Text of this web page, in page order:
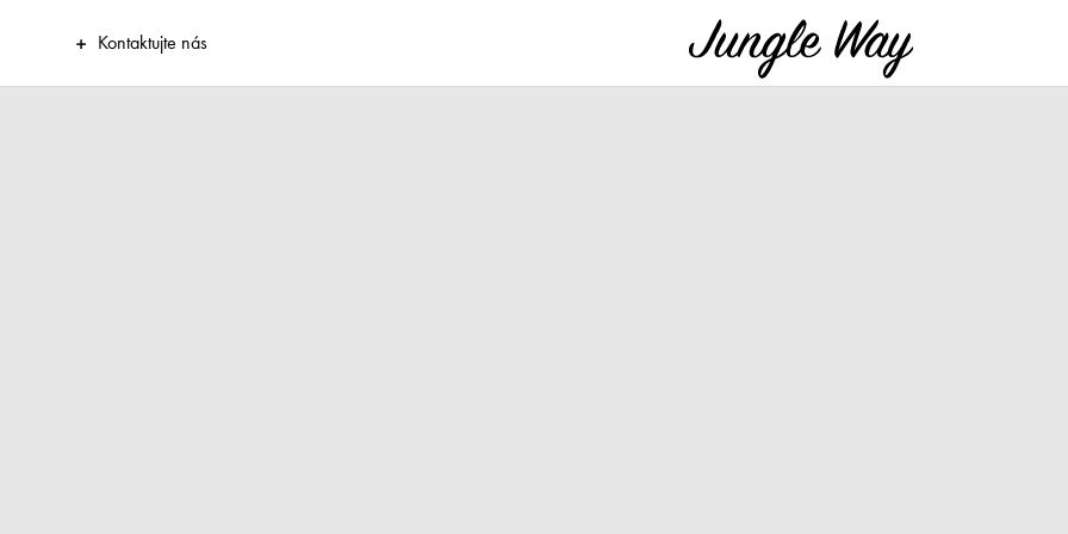
Kontaktujte nás